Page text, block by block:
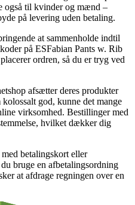
også til kvinder og mænd –
på levering uden betaling.
at sammenholde indtil
på ESFabian Pants w. Rib
ordren, så du er tryg ved
afsætter deres produkter
god, kunne det mange
virksomhed. Bestillinger med
hvilket dækker dig
betalingskort eller
bruge en afbetalingsordning
at afdrage regningen over en